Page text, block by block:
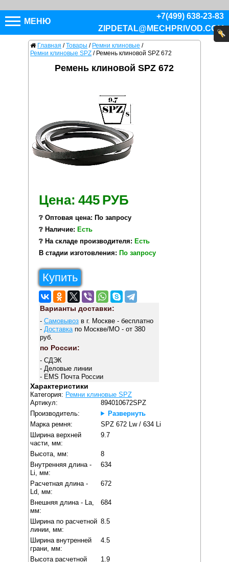
МЕНЮ
+7(499) 638-23-83
ZIPDETAL@MECHPRIVOD.COM
Главная / Товары / Ремни клиновые /
Ремни клиновые SPZ / Ремень клиновой SPZ 672
Ремень клиновой SPZ 672
Цена: 445 РУБ
❔ Оптовая цена: По запросу
❔ Наличие: Есть
❔ На складе производителя: Есть
В стадии изготовления: По запросу
Купить
Варианты доставки:
- Самовывозв г. Москве - бесплатно
- Доставкапо Москве/МО - от 380
руб.
по России:
- СДЭК
- Деловые линии
- EMS Почта России
Характеристики
Категория: Ремни клиновые SPZ
Артикул:
894010672SPZ
Производитель:
Развернуть
Марка ремня:
SPZ 672 Lw / 634 Li
Ширина верхней
части, мм:
9.7
Высота, мм:
8
Внутренняя длина -
Li, мм:
634
Расчетная длина -
Ld, мм:
672
Внешняя длина - La,
мм:
684
Ширина по расчетной
линии, мм:
8.5
Ширина внутренней
грани, мм:
4.5
Высота расчетной
1.9